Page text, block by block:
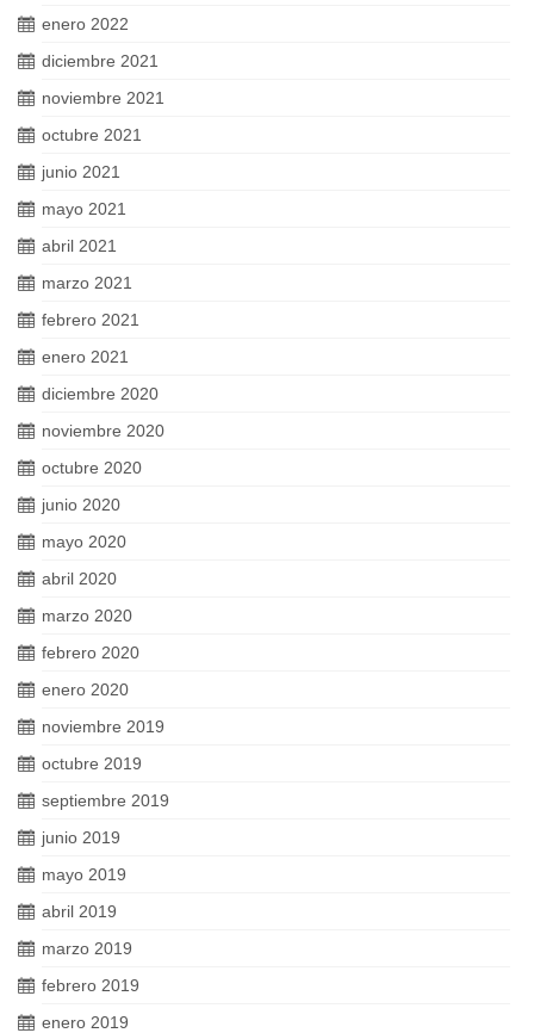
enero 2022
diciembre 2021
noviembre 2021
octubre 2021
junio 2021
mayo 2021
abril 2021
marzo 2021
febrero 2021
enero 2021
diciembre 2020
noviembre 2020
octubre 2020
junio 2020
mayo 2020
abril 2020
marzo 2020
febrero 2020
enero 2020
noviembre 2019
octubre 2019
septiembre 2019
junio 2019
mayo 2019
abril 2019
marzo 2019
febrero 2019
enero 2019